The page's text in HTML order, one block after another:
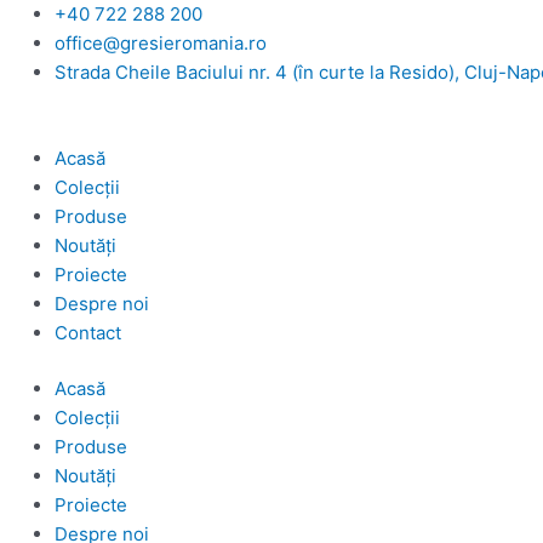
Skip
content
+40 722 288 200
office@gresieromania.ro
Strada Cheile Baciului nr. 4 (în curte la Resido), Cluj-
Acasă
Colecții
Produse
Noutăți
Proiecte
Despre noi
Contact
Acasă
Colecții
Produse
Noutăți
Proiecte
Despre noi